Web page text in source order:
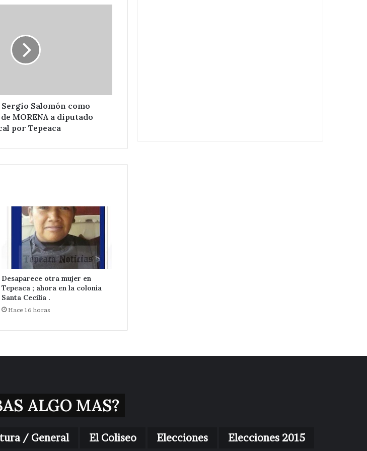
Salomón como
MORENA a diputado
por Tepeaca
Desaparece otra mujer en
Tepeaca ; ahora en la colonia
Santa Cecilia .
Hace 16 horas
ALGO MAS?
/ General El Coliseo Elecciones Elecciones 2015